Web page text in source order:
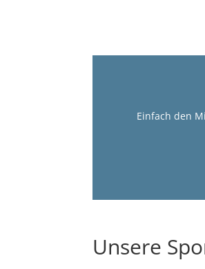
Einfach den
Unsere